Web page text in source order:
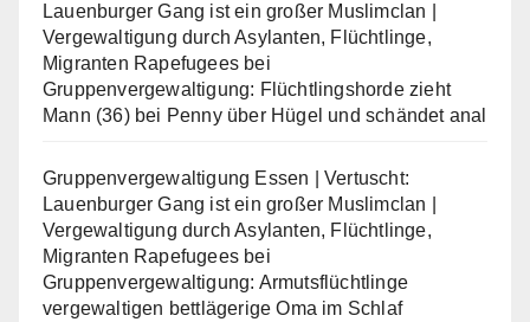
Lauenburger Gang ist ein großer Muslimclan |
Vergewaltigung durch Asylanten, Flüchtlinge,
Migranten Rapefugees bei
Gruppenvergewaltigung: Flüchtlingshorde zieht
Mann (36) bei Penny über Hügel und schändet anal
Gruppenvergewaltigung Essen | Vertuscht:
Lauenburger Gang ist ein großer Muslimclan |
Vergewaltigung durch Asylanten, Flüchtlinge,
Migranten Rapefugees bei
Gruppenvergewaltigung: Armutsflüchtlinge
vergewaltigen bettlägerige Oma im Schlaf